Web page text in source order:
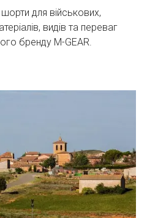
шорти для військових,
видів та переваг
бренду M-GEAR.